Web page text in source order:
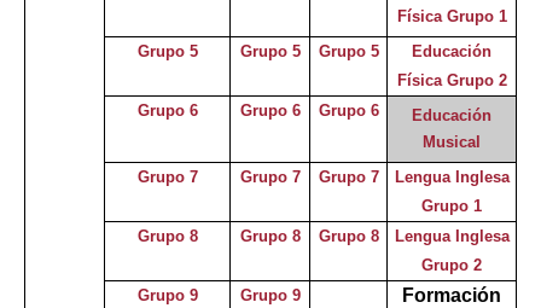
Física Grupo 1
Grupo 5
Grupo 5 Grupo 5
Educación
Física Grupo 2
Grupo 6
Grupo 6 Grupo 6
Educación
Musical
Grupo 7
Grupo 7 Grupo 7
Lengua Inglesa
Grupo 1
Grupo 8
Grupo 8 Grupo 8
Lengua Inglesa
Grupo 2
Grupo 9
Grupo 9
Formación